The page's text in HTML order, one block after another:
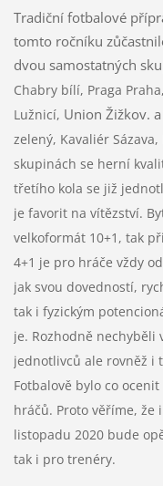
Tradiční fotbalové
tomto ročníku
dvou samostatných
Chabry bílí, Praga
Lužnicí, Union Žižkov.
zelený, Kavaliér
skupinách se herní
třetího kola se již
je favorit na vítězství.
velkoformát 10+1, tak
4+1 je pro hráče vždy
jak svou dovedností,
tak i fyzickým
je. Rozhodně nechyběli
jednotlivců ale rovněž i
Fotbalově bylo co
hráčů. Proto věříme, že
listopadu 2020 bude
tak i pro trenéry.